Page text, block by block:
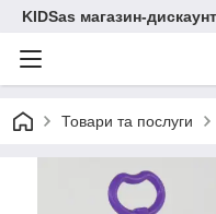
KIDSas магазин-
Товари та послуги